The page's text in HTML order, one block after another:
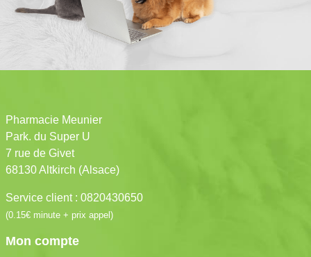
Pharmacie Meunier
Park. du Super U
7 rue de Givet
68130 Altkirch (Alsace)
Service client : 0820430650
(0.15€ minute + prix appel)
Mon compte